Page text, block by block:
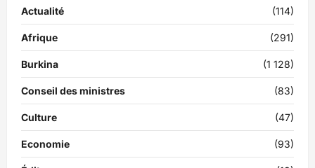
Actualité (114)
Afrique (291)
Burkina (1 128)
Conseil des ministres (83)
Culture (47)
Economie (93)